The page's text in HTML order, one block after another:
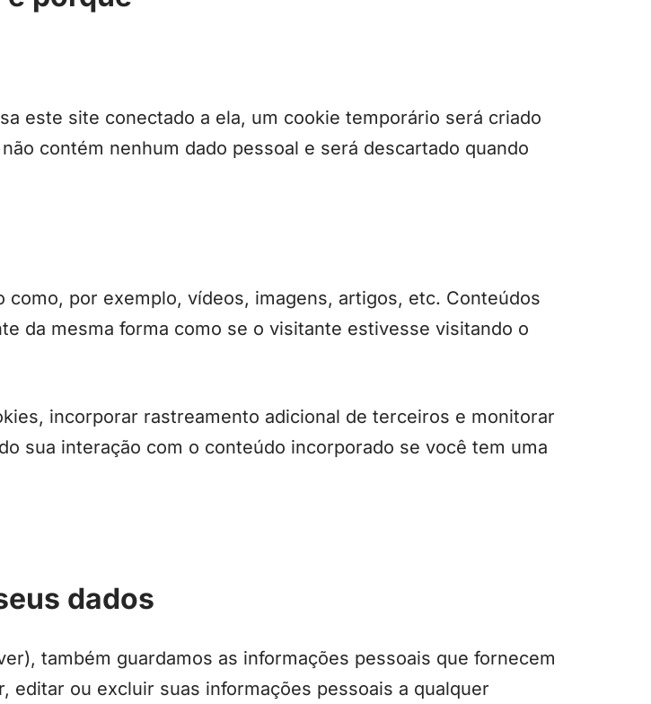
este site conectado a ela, um cookie temporário será criado
contém nenhum dado pessoal e será descartado quando
por exemplo, vídeos, imagens, artigos, etc. Conteúdos
da mesma forma como se o visitante estivesse visitando o
incorporar rastreamento adicional de terceiros e monitorar
sua interação com o conteúdo incorporado se você tem uma
dados
também guardamos as informações pessoais que fornecem
editar ou excluir suas informações pessoais a qualquer